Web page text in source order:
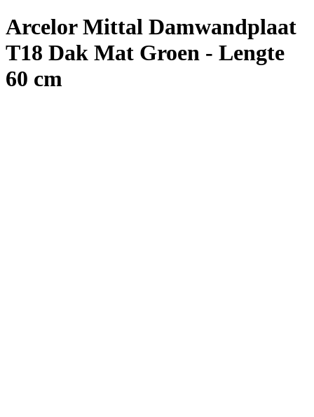
Arcelor Mittal Damwandplaat
T18 Dak Mat Groen - Lengte
60 cm